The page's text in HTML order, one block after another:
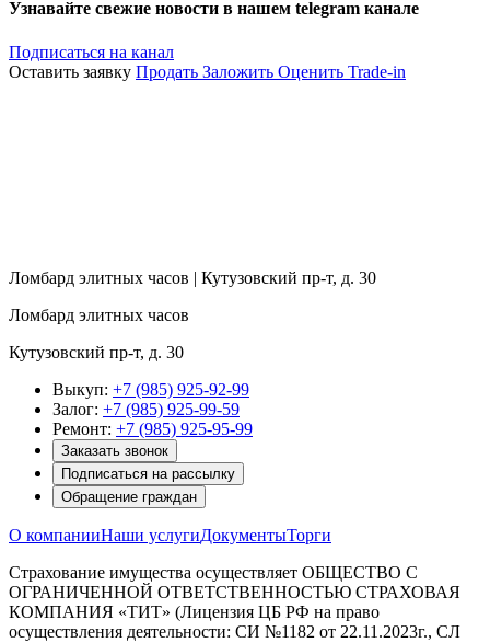
Узнавайте свежие новости в нашем telegram канале
Подписаться на канал
Оставить заявку Продать Заложить Оценить Trade-in
Ломбард элитных часов | Кутузовский пр-т, д. 30
Ломбард элитных часов
Кутузовский пр-т, д. 30
Выкуп: +7 (985) 925-92-99
Залог: +7 (985) 925-99-59
Ремонт: +7 (985) 925-95-99
Заказать звонок
Подписаться на рассылку
Обращение граждан
О компанииНаши услугиДокументыТорги
Страхование имущества осуществляет ОБЩЕСТВО С
ОГРАНИЧЕННОЙ ОТВЕТСТВЕННОСТЬЮ СТРАХОВАЯ
КОМПАНИЯ «ТИТ» (Лицензия ЦБ РФ на право
осуществления деятельности: СИ №1182 от 22.11.2023г., СЛ